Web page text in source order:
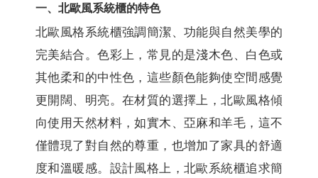
一、北歐風系統櫃的特色
北歐風格系統櫃強調簡潔、功能與自然美學的
完美結合。色彩上，常見的是淺木色、白色或
其他柔和的中性色，這些顏色能夠使空間感覺
更開闊、明亮。在材質的選擇上，北歐風格傾
向使用天然材料，如實木、亞麻和羊毛，這不
僅體現了對自然的尊重，也增加了家具的舒適
度和溫暖感。設計風格上，北歐系統櫃追求簡